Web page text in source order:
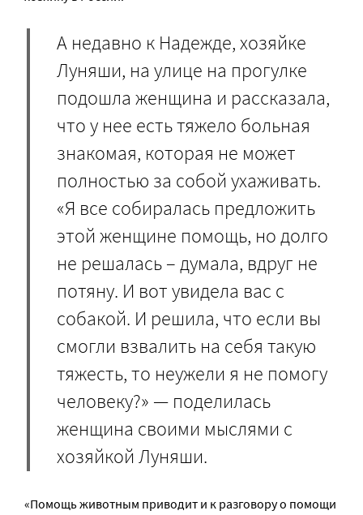
А недавно к Надежде, хозяйке
Луняши, на улице на прогулке
подошла женщина и рассказала,
что у нее есть тяжело больная
знакомая, которая не может
полностью за собой ухаживать.
«Я все собиралась предложить
этой женщине помощь, но долго
не решалась – думала, вдруг не
потяну. И вот увидела вас с
собакой. И решила, что если вы
смогли взвалить на себя такую
тяжесть, то неужели я не помогу
человеку?» — поделилась
женщина своими мыслями с
хозяйкой Луняши.
«Помощь животным приводит и к разговору о помощи